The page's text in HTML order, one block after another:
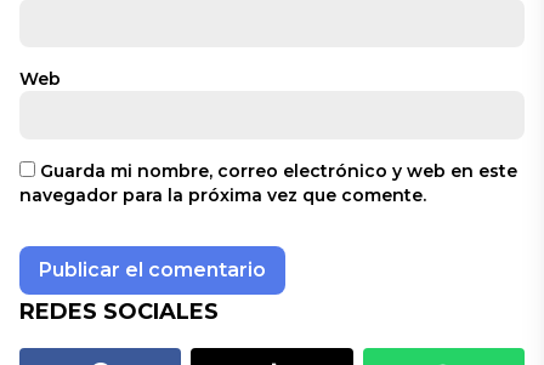
Web
Guarda mi nombre, correo electrónico y web en este
navegador para la próxima vez que comente.
REDES SOCIALES